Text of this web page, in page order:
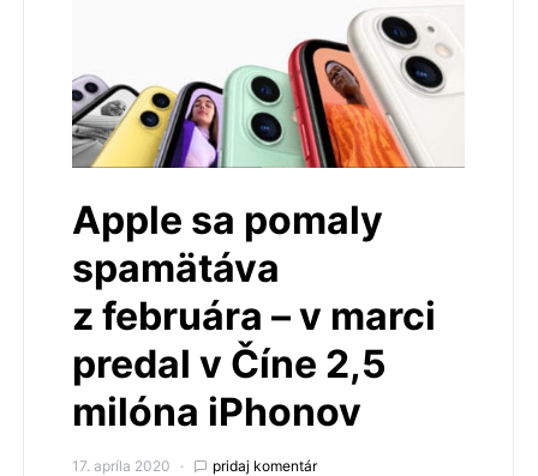
Apple sa pomaly
spamätáva
z februára – v marci
predal v Číne 2,5
milóna iPhonov
17. apríla 2020 pridaj komentár